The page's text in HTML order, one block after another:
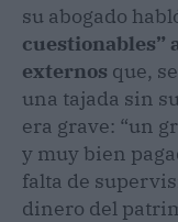
su abogado
cuestionables”
externos que,
una tajada sin
era grave: “un
y muy bien
falta de
dinero del